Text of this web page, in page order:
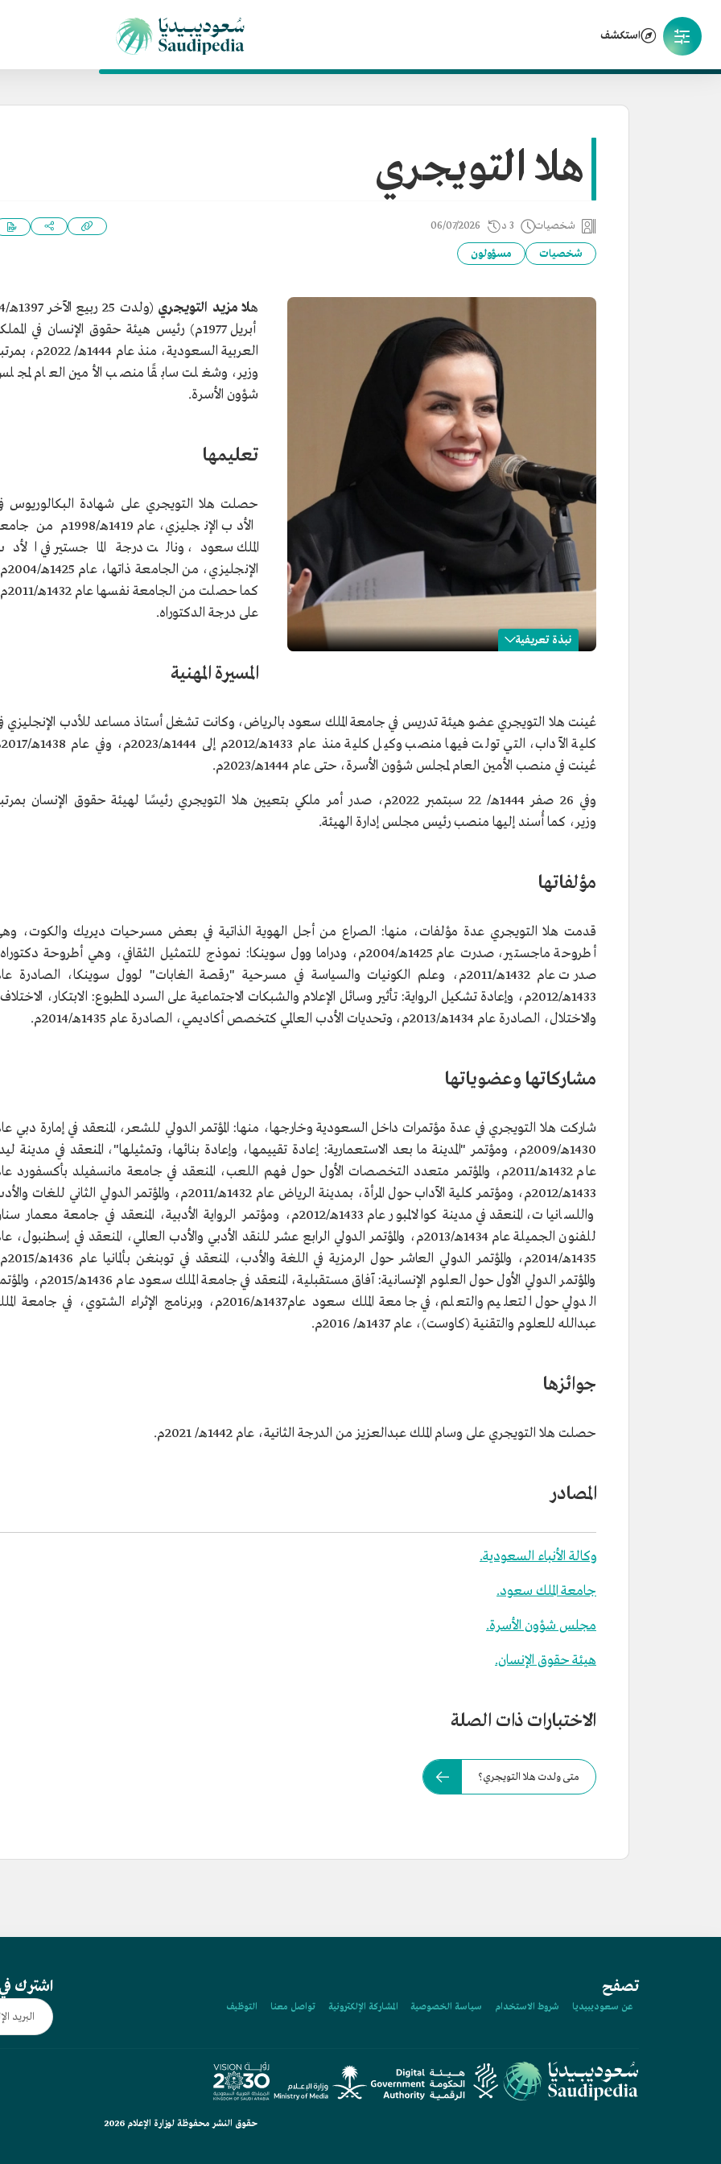
استكشف
هلا التويجري
شخصيات 3 د 06/07/2026
شخصيات مسؤولون
نبذة تعريفية
المنصب الحالي:
رئيس هيئة حقوق الإنسان.
المؤهلات العلمية:
بكالوريوس في الأدب الإنجليزي من جامعة الملك
سعود، عام 1998م.
سعود، عام 2004م.
دكتوراه من جامعة الملك سعود، عام 2011م.
هلا مزيد التويجري
(ولدت
أبريل 1977م) رئيس هيئة حقوق الإنسان في
العربية السعودية، منذ عام 1444هـ/
وزير، وشغلت سابقًا منصب الأمين العام
شؤون الأسرة.
تعليمها
حصلت هلا التويجري على شهادة البكالوريوس
الأدب الإنجليزي، عام 1419هـ/1998م من
الملك سعود، ونالت درجة الماجستير في
الإنجليزي، من
كما حصلت من
على درجة الدكتوراه.
المسيرة المهنية
عُينت هلا التويجري عضو هيئة تدريس في جامعة الملك سعود بالرياض، وكانت تشغل أستاذ مساعد للأدب الإنجليزي
كلية
عُينت في منصب الأمين العام لمجلس شؤون الأسرة، حتى عام 1444هـ/2023م.
وفي 26 صفر 1444هـ/ 22 سبتمبر 2022م، صدر أمر ملكي بتعيين هلا التويجري رئيسًا لهيئة حقوق الإنسان
وزير، كما أُسند إليها منصب رئيس مجلس إدارة الهيئة.
مؤلفاتها
قدمت هلا التويجري عدة مؤلفات، منها: الصراع من أجل الهوية الذاتية في بعض مسرحيات ديريك والكوت،
أطروحة ماجستير، صدرت عام 1425هـ/2004م، ودراما وول سوينكا: نموذج للتمثيل الثقافي، وهي أطروحة
صدرت عام 1432هـ/2011م، وعلم الكونيات والسياسة في مسرحية "رقصة الغابات" لوول سوينكا، الصادرة
1433هـ/2012م، وإعادة تشكيل الرواية: تأثير وسائل الإعلام والشبكات الاجتماعية على السرد المطبوع: الابتكار،
والاختلال، الصادرة عام 1434هـ/2013م، وتحديات الأدب العالمي كتخصص أكاديمي، الصادرة عام 1435هـ/2014م.
مشاركاتها وعضوياتها
شاركت هلا التويجري في عدة مؤتمرات داخل السعودية وخارجها، منها: المؤتمر الدولي للشعر، المنعقد في إمارة دبي
1430هـ/2009م، ومؤتمر "المدينة ما بعد الاستعمارية: إعادة تقييمها، وإعادة بنائها، وتمثيلها"، المنعقد في مدينة
عام 1432هـ/2011م، والمؤتمر متعدد التخصصات الأول حول فهم اللعب، المنعقد في جامعة مانسفيلد بأكسفورد
1433هـ/2012م، ومؤتمر كلية الآداب حول المرأة، بمدينة الرياض عام 1432هـ/2011م، والمؤتمر الدولي الثاني للغات
واللسانيات، المنعقد في مدينة كوالالمبور عام 1433هـ/2012م، ومؤتمر الرواية الأدبية، المنعقد في جامعة معمار
للفنون الجميلة عام 1434هـ/2013م، والمؤتمر الدولي الرابع عشر للنقد الأدبي والأدب العالمي، المنعقد في إسطنبول،
1435هـ/2014م، والمؤتمر الدولي العاشر حول
والمؤتمر الدولي الأول حول العلوم الإنسانية: آفاق مستقبلية، المنعقد في جامعة الملك سعود عام
الدولي حول التعليم والتعلم، في جامعة الملك سعود عام1437هـ/2016م، وبرنامج الإثراء الشتوي، في جامعة
عبدالله للعلوم والتقنية (كاوست)، عام 1437هـ/ 2016م.
جوائزها
حصلت هلا التويجري على وسام الملك عبدالعزيز من الدرجة الثانية، عام 1442هـ/ 2021م.
المصادر
وكالة الأنباء السعودية.
جامعة الملك سعود.
مجلس شؤون الأسرة.
هيئة حقوق الإنسان.
الاختبارات ذات الصلة
متى ولدت هلا التويجري؟
تصفح
عن سعوديبيديا شروط الاستخدام سياسة الخصوصية المشاركة الإلكترونية تواصل معنا التوظيف
اشترك
حقوق النشر محفوظة لوزارة الإعلام 2026